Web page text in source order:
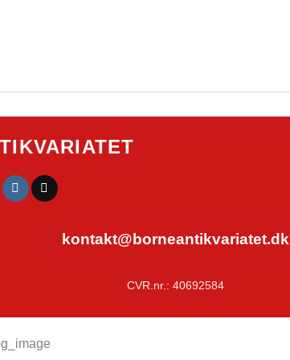
kontakt@borneantikvariatet.dk
CVR.nr.: 40692584